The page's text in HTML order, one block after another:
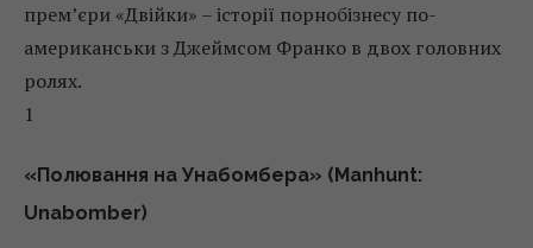
прем’єри «Двійки» – історії порнобізнесу по-
американськи з Джеймсом Франко в двох головних
ролях.
1
«Полювання на Унабомбера» (Manhunt:
Unabomber)